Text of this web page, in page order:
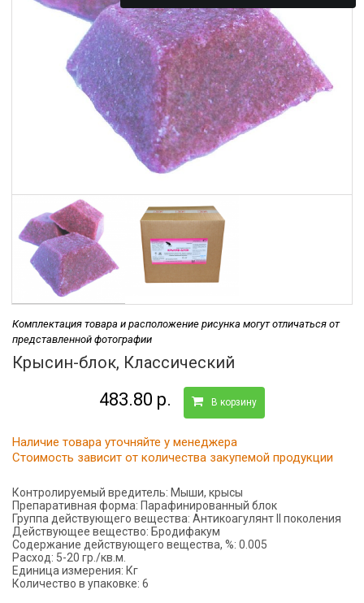
Комплектация товара и расположение рисунка могут отличаться от
представленной фотографии
Крысин-блок, Классический
483.80 р. В корзину
Наличие товара уточняйте у менеджера
Стоимость зависит от количества закупемой продукции
Контролируемый вредитель: Мыши, крысы
Препаративная форма: Парафинированный блок
Группа действующего вещества: Антикоагулянт II поколения
Действующее вещество: Бродифакум
Содержание действующего вещества, %: 0.005
Расход: 5-20 гр./кв.м.
Единица измерения: Кг
Количество в упаковке: 6